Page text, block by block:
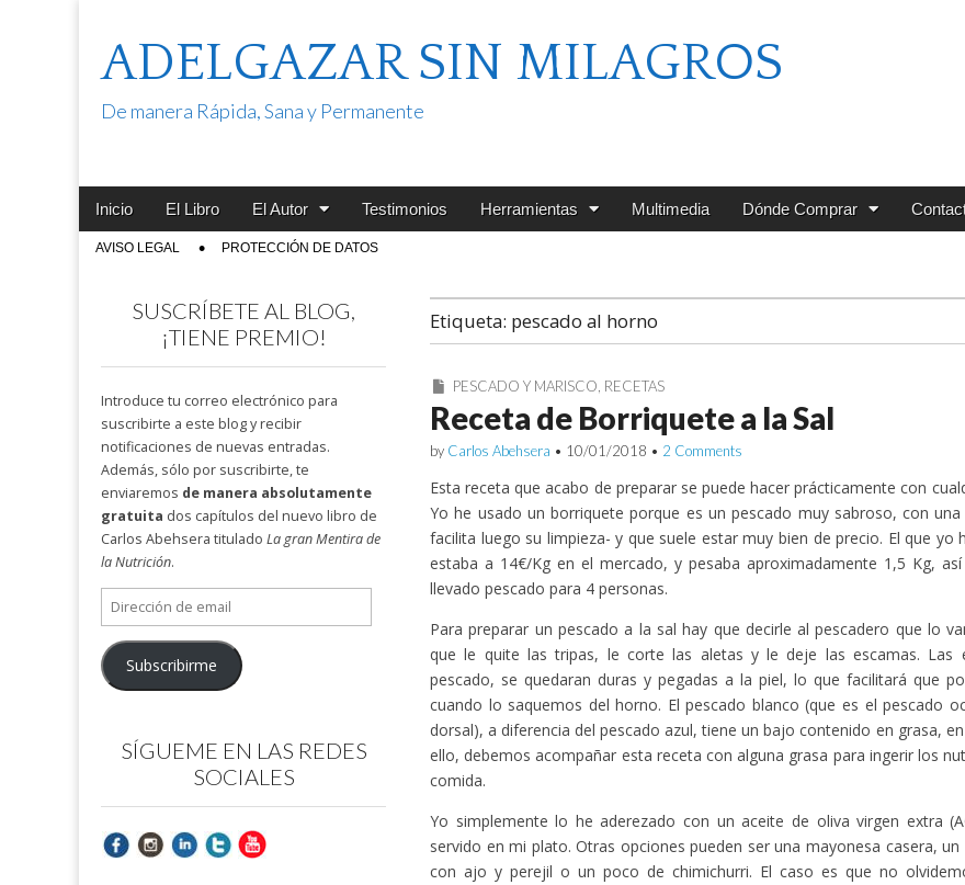
ADELGAZAR SIN MILAGROS
De manera Rápida, Sana y Permanente
Main
Skip
content
Inicio El Libro El Autor Testimonios Herramientas Multimedia Dónde Comprar
SubAVISO LEGAL PROTECCIÓN DE DATOS
Etiqueta: pescado al horno
PESCADO Y MARISCO, RECETAS
Receta de Borriquete a la Sal
by Carlos Abehsera • 10/01/2018 • 2 Comments
Esta receta que acabo de preparar se puede hacer prácticamente con
Yo he usado un borriquete porque es un pescado muy sabroso, con
facilita luego su limpieza- y que suele estar muy bien de precio. El que yo
estaba a 14€/Kg en el mercado, y pesaba aproximadamente 1,5 Kg,
llevado pescado para 4 personas.
Para preparar un pescado a la sal hay que decirle al pescadero que lo
que le quite las tripas, le corte las aletas y le deje las escamas. Las
pescado, se quedaran duras y pegadas a la piel, lo que facilitará que
cuando lo saquemos del horno. El pescado blanco (que es el pescado
dorsal), a diferencia del pescado azul, tiene un bajo contenido en grasa,
ello, debemos acompañar esta receta con alguna grasa para ingerir los
comida.
Yo simplemente lo he aderezado con un aceite de oliva virgen extra
servido en mi plato. Otras opciones pueden ser una mayonesa casera,
con ajo y perejil o un poco de chimichurri. El caso es que no
SUSCRÍBETE AL BLOG,
¡TIENE PREMIO!
Introduce tu correo electrónico para
suscribirte a este blog y recibir
notificaciones de nuevas entradas.
Además, sólo por suscribirte, te
enviaremos de manera absolutamente
gratuita dos capítulos del nuevo libro de
Carlos Abehsera titulado La gran Mentira de
la Nutrición.
Dirección
de
email
Subscribirme
SÍGUEME EN LAS REDES
SOCIALES